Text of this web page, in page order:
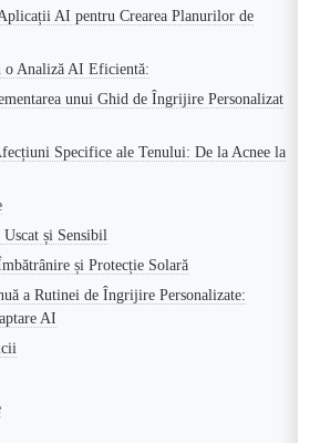
AI pentru Crearea Planurilor de
o Analiză AI Eficientă:
unui Ghid de Îngrijire Personalizat
Specifice ale Tenului: De la Acnee la
și Sensibil
și Protecție Solară
a Rutinei de Îngrijire Personalizate:
AI